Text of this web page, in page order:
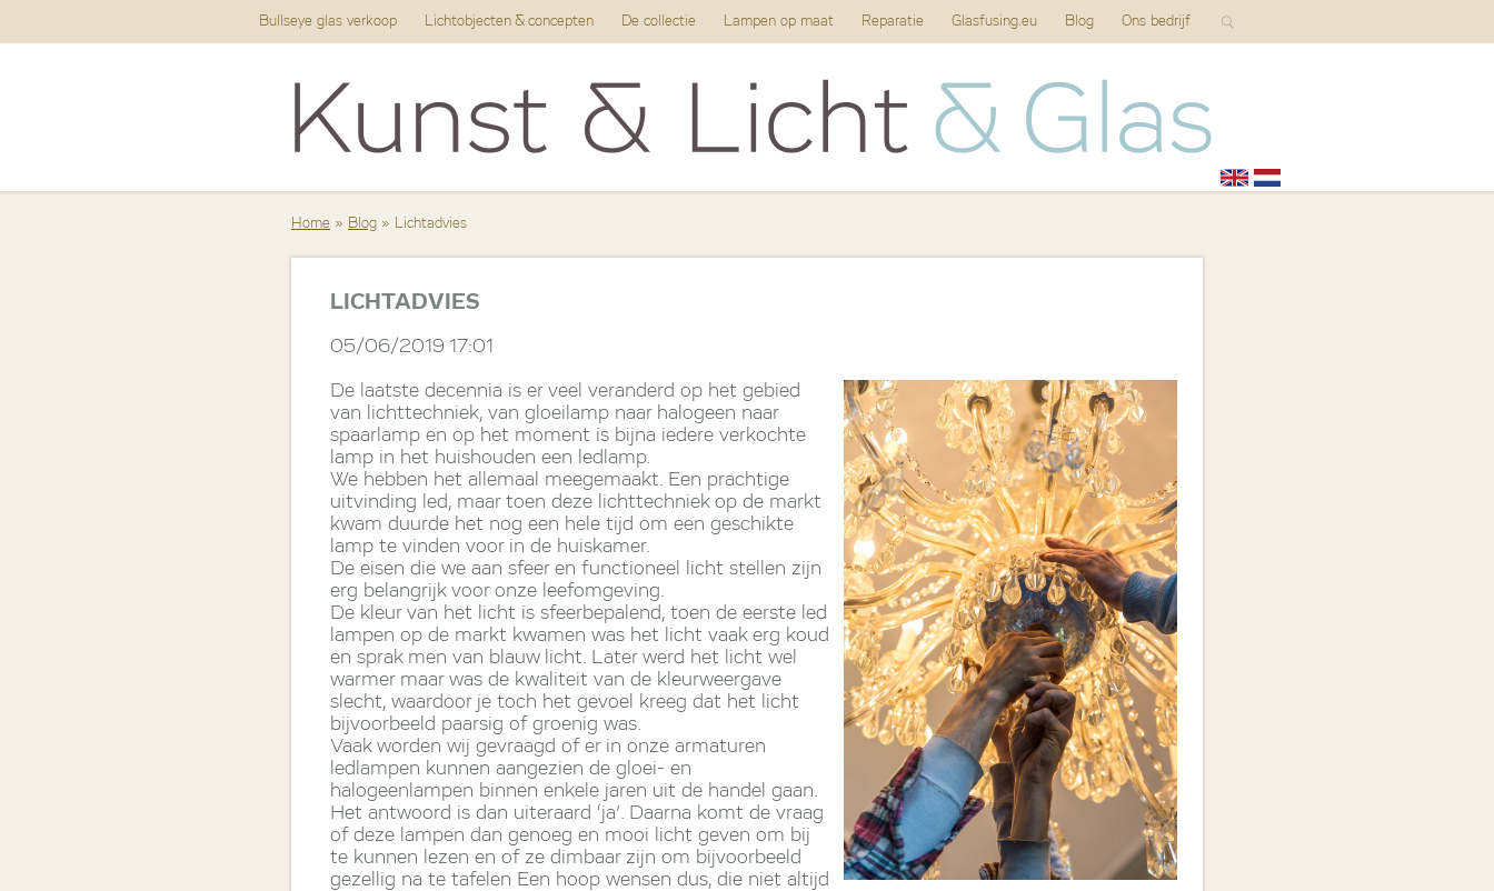
Bullseye glas verkoop Lichtobjecten & concepten De collectie Lampen op maat Reparatie Glasfusing.eu Blog Ons bedrijf
Home » Blog » Lichtadvies
LICHTADVIES
05/06/2019 17:01
De laatste decennia is er veel veranderd op het gebied
van lichttechniek, van gloeilamp naar halogeen naar
spaarlamp en op het moment is bijna iedere verkochte
lamp in het huishouden een ledlamp.
We hebben het allemaal meegemaakt. Een prachtige
uitvinding led, maar toen deze lichttechniek op de markt
kwam duurde het nog een hele tijd om een geschikte
lamp te vinden voor in de huiskamer.
De eisen die we aan sfeer en functioneel licht stellen zijn
erg belangrijk voor onze leefomgeving.
De kleur van het licht is sfeerbepalend, toen de eerste led
lampen op de markt kwamen was het licht vaak erg koud
en sprak men van blauw licht. Later werd het licht wel
warmer maar was de kwaliteit van de kleurweergave
slecht, waardoor je toch het gevoel kreeg dat het licht
bijvoorbeeld paarsig of groenig was.
Vaak worden wij gevraagd of er in onze armaturen
ledlampen kunnen aangezien de gloei- en
halogeenlampen binnen enkele jaren uit de handel gaan.
Het antwoord is dan uiteraard ‘ja’. Daarna komt de vraag
of deze lampen dan genoeg en mooi licht geven om bij
te kunnen lezen en of ze dimbaar zijn om bijvoorbeeld
gezellig na te tafelen Een hoop wensen dus, die niet altijd